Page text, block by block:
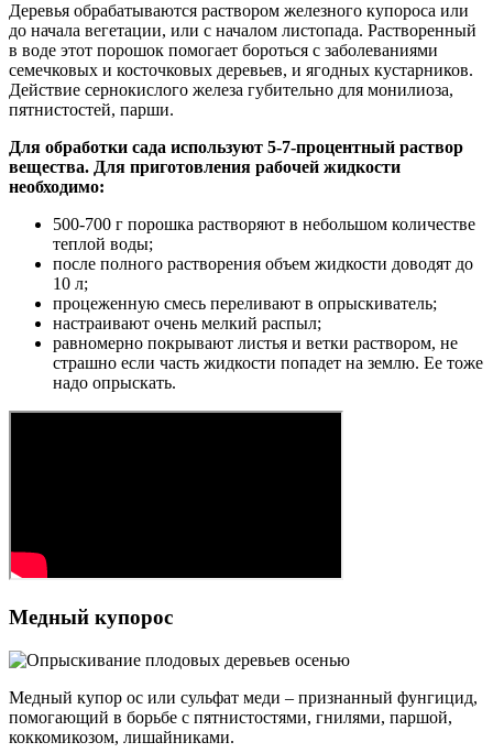
Деревья обрабатываются раствором железного купороса или
до начала вегетации, или с началом листопада. Растворенный
в воде этот порошок помогает бороться с заболеваниями
семечковых и косточковых деревьев, и ягодных кустарников.
Действие сернокислого железа губительно для монилиоза,
пятнистостей, парши.
Для обработки сада используют 5-7-процентный раствор
вещества. Для приготовления рабочей жидкости
необходимо:
500-700 г порошка растворяют в небольшом количестве
теплой воды;
после полного растворения объем жидкости доводят до
10 л;
процеженную смесь переливают в опрыскиватель;
настраивают очень мелкий распыл;
равномерно покрывают листья и ветки раствором, не
страшно если часть жидкости попадет на землю. Ее тоже
надо опрыскать.
Медный купорос
Медный купор ос или сульфат меди – признанный фунгицид,
помогающий в борьбе с пятнистостями, гнилями, паршой,
коккомикозом, лишайниками.